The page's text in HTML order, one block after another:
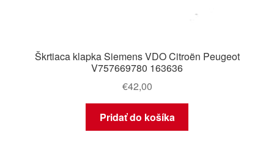
Škrtiaca klapka Siemens VDO Citroën Peugeot
V757669780 163636
€42,00
Pridať do košíka